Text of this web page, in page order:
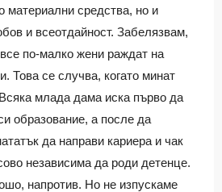
материални средства, но и
и всеотдайност. Забелязвам,
по-малко жени раждат на
Това се случва, когато минат
млада дама иска първо да
образование, а после да
да направи кариера и чак
независима да роди детенце.
напротив. Но не изпускаме